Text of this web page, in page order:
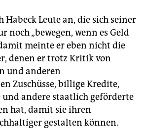
Habeck Leute an, die sich seiner
noch „bewegen, wenn es Geld
meinte er eben nicht die
denen er trotz Kritik von
und anderen
Zuschüsse, billige Kredite,
andere staatlich geförderte
hat, damit sie ihren
gestalten können.